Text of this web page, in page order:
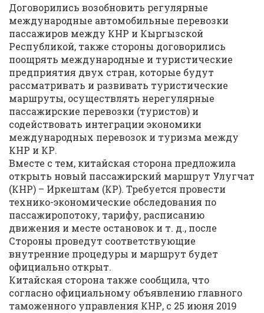
Договорились возобновить регулярные
международные автомобильные перевозки
пассажиров между КНР и Кыргызской
Республикой, также стороны договорились
поощрять международные и туристические
предприятия двух стран, которые будут
рассматривать и развивать туристические
маршруты, осуществлять нерегулярные
пассажирские перевозки (туристов) и
содействовать интеграции экономики
международных перевозок и туризма между
КНР и КР.
Вместе с тем, китайская сторона предложила
открыть новый пассажирский маршрут Улугчат
(КНР) – Иркештам (КР). Требуется провести
технико-экономические обследования по
пассажиропотоку, тарифу, расписанию
движения и месте остановок и т. д., после
Стороны проведут соответствующие
внутренние процедуры и маршрут будет
официально открыт.
Китайская сторона также сообщила, что
согласно официальному объявлению главного
таможенного управления КНР, с 25 июня 2019